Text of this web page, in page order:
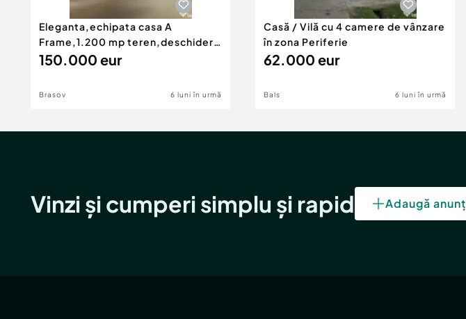
Eleganta,echipata casa A
Frame,1.200 mp teren,deschidere
Pia
150.000 eur
Brasov 6 luni în urmă
Casă / Vilă cu 4 camere de vânzare
în zona Periferie
62.000 eur
Bals 6 luni în urmă
Vinzi și cumperi simplu și rapid Adaugă anunț